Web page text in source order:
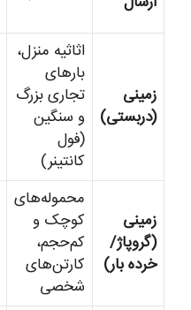
زمینی
(دربستی)
اثاثیه منزل،
بارهای
تجاری بزرگ
و سنگین
(فول
کانتینر)
زمینی
(گروپاژ/
خرده بار)
محموله‌های
کوچک و
کم‌حجم،
کارتن‌های
شخصی